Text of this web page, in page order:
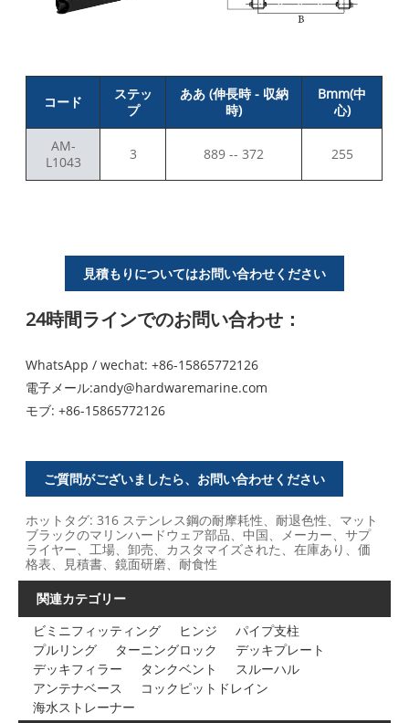
コード
ステッ
プ
ああ (伸長時 - 収納
時)
Bmm(中
心)
AM-
L1043
3 889 -- 372 255
見積もりについてはお問い合わせください
24時間ラインでのお問い合わせ：
WhatsApp / wechat: +86-15865772126
電子メール:andy@hardwaremarine.com
モブ:+86-15865772126
ご質問がございましたら、お問い合わせください
ホットタグ: 316 ステンレス鋼の耐摩耗性、耐退色性、マット
ブラックのマリンハードウェア部品、中国、メーカー、サプ
ライヤー、工場、卸売、カスタマイズされた、在庫あり、価
格表、見積書、鏡面研磨、耐食性
関連カテゴリー
ビミニフィッティング
ヒンジ
パイプ支柱
プルリング
ターニングロック
デッキプレート
デッキフィラー
タンクベント
スルーハル
アンテナベース
コックピットドレイン
海水ストレーナー